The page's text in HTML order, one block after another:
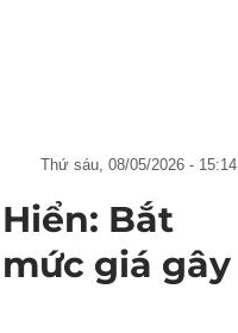
thứ sáu, 08/05/2026 - 15:14
Bắt
giá gây